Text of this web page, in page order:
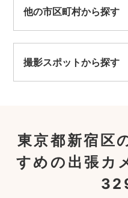
他の市区町村から探す
撮影スポットから探す
東京都新宿区
すめの出張カ